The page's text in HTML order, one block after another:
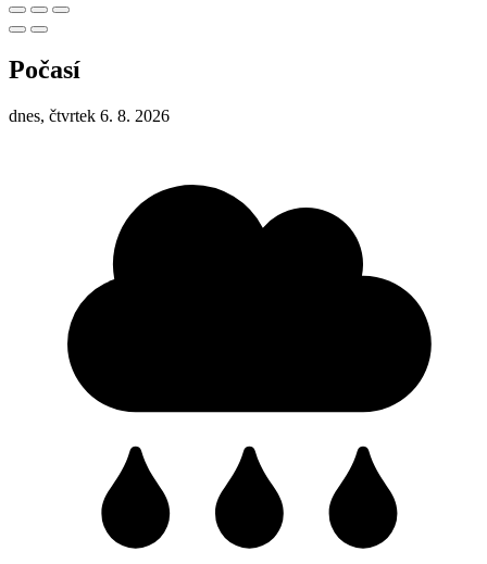
Počasí
dnes, čtvrtek 6. 8. 2026